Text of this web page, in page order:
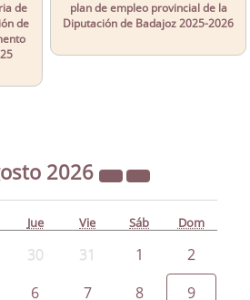
de
de
plan de empleo provincial de la
Diputación de Badajoz 2025-2026
2026
Jue Vie Sáb Dom
30 31 1
2
6 7 8 9